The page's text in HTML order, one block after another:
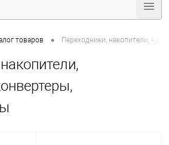
товаров • Переходники, накопители,